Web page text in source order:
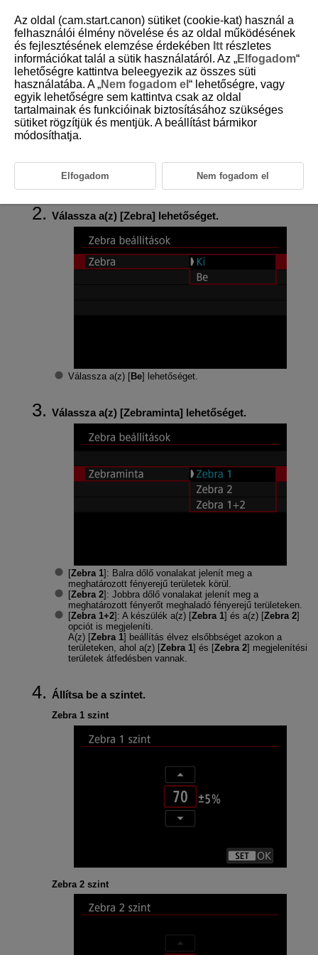
D292-083
Zebra-beállítások
Videófelvétel előtt vagy közben az egyszerűbb expozíció-beállítás
érdekében a meghatározott fényerejű képterületek felett vagy körül
vonalas mintát jeleníthet meg.
Válassza a(z) [ Zebra beállítások] (
)
Válassza a(z) [Zebra] lehetőséget.
Válassza a(z) [Be] lehetőséget.
Válassza a(z) [Zebraminta] lehetőséget.
[Zebra 1]: Balra dőlő vonalakat jelenít meg a
meghatározott fényerejű területek körül.
[Zebra 2]: Jobbra dőlő vonalakat jelenít meg a
meghatározott fényerőt meghaladó fényerejű területeken.
[Zebra 1+2]: A készülék a(z) [Zebra 1] és a(z) [Zebra 2]
opciót is megjeleníti.
A(z) [Zebra 1] beállítás élvez elsőbbséget azokon a
területeken, ahol a(z) [Zebra 1] és [Zebra 2] megjelenítési
területek átfedésben vannak.
Állítsa be a szintet.
Zebra 1 szint
Zebra 2 szint
Az oldal (cam.start.canon) sütiket (cookie-kat) használ a
felhasználói élmény növelése és az oldal működésének
és fejlesztésének elemzése érdekében Itt részletes
információkat talál a sütik használatáról. Az „Elfogadom“
lehetőségre kattintva beleegyezik az összes süti
használatába. A „Nem fogadom el “ lehetőségre, vagy
egyik lehetőségre sem kattintva csak az oldal
tartalmainak és funkcióinak biztosításához szükséges
sütiket rögzítjük és mentjük. A beállítást bármikor
módosíthatja.
Elfogadom Nem fogadom el